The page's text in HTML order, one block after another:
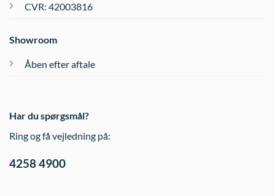
CVR: 42003816
Showroom
Åben efter aftale
Har du spørgsmål?
Ring og få vejledning på:
4258 4900